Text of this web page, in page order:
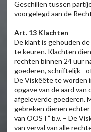
Geschillen tussen
voorgelegd aan de
Art. 13 Klachten
De klant is gehouden
te keuren. Klachten
rechten binnen 24 uur
goederen, schriftelijk -
De Viskêête te worden
opgave van de aard van
afgeleverde goederen.
gebreken dienen echter
van OOST” b.v. – De
van verval van alle